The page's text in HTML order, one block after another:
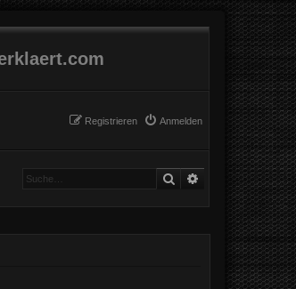
Anmelden
Registrieren
Suche Erweiterte Suche